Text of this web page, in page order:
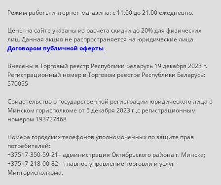
Режим работы интернет-магазина: с 11.00 до 21.00 ежедневно.
Цены на сайте указаны из расчёта скидки до 20% для физических
лиц. Данная акция не распространяется на юридические лица.
Договором публичной оферты
Внесены в Торговый реестр Республики Беларусь 19 декабря 2023 г.
Регистрационный номер в Торговом реестре Республики Беларусь:
570055
Свидетельство о государственной регистрации юридического лица в
Минском горисполкоме от 5 декабря 2023 г.,с регистрационным
номером 193727468
Номера городских телефонов уполномоченных по защите прав
потребителей:
+37517-350-59-21– администрация Октябрьского района г. Минска;
+37517-218-00-82 – главное управление торговли и услуг
Мингорисполкома.